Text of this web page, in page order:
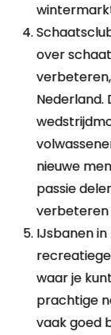
over
Nederland.
nieuwe
passie
verbeteren
IJsbanen
waar je
prachtige
vaak goed